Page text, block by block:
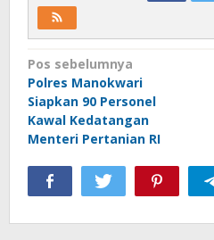
Navigasi
pos
Pos sebelumnya
Polres Manokwari
Siapkan 90 Personel
Kawal Kedatangan
Menteri Pertanian RI